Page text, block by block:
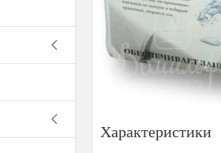
Характеристики